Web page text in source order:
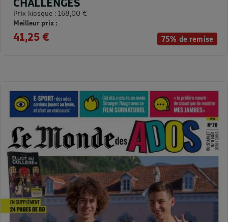
75% de remise
Prix kiosque : 168,00 €
Meilleur prix :
41,25 €